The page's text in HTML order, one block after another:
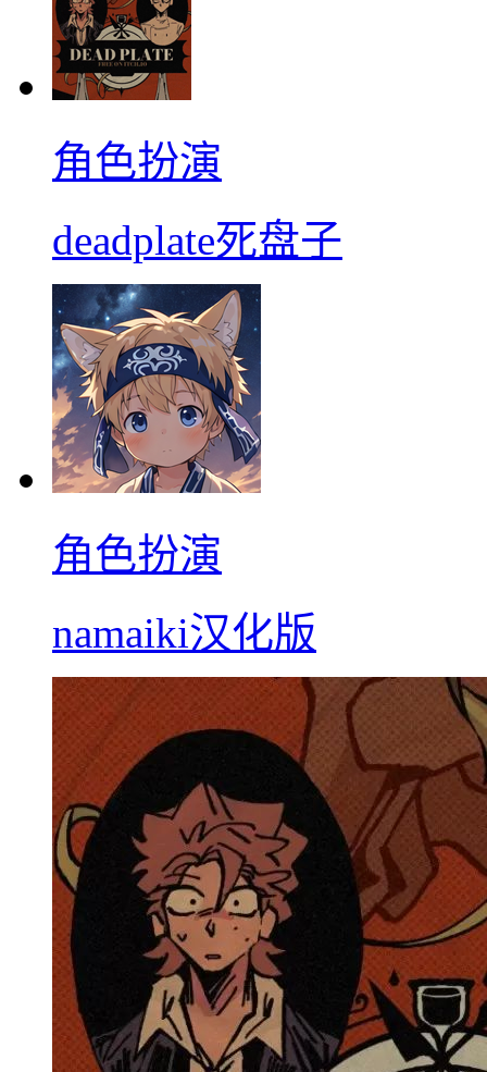
角色扮演
deadplate死盘子
角色扮演
namaiki汉化版